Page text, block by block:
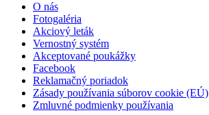
O nás
Fotogaléria
Akciový leták
Vernostný systém
Akceptované poukážky
Facebook
Reklamačný poriadok
Zásady používania súborov cookie (EÚ)
Zmluvné podmienky používania